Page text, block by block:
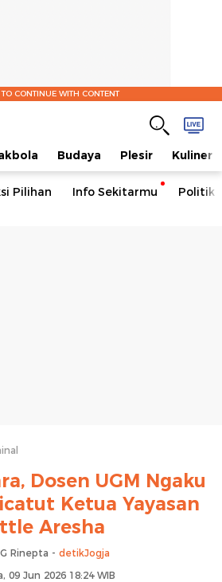
CONTINUE WITH CONTENT
Budaya Plesir Kuliner
Pilihan Info Sekitarmu Politik
Dosen UGM Ngaku
Ketua Yayasan
Aresha
Rinepta - detikJogja
09 Jun 2026 18:24 WIB